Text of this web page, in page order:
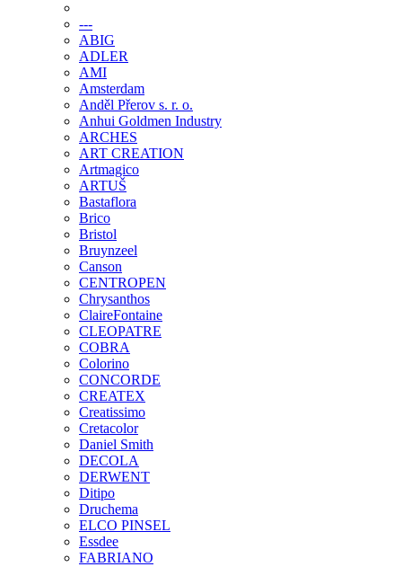
---
ABIG
ADLER
AMI
Amsterdam
Anděl Přerov s. r. o.
Anhui Goldmen Industry
ARCHES
ART CREATION
Artmagico
ARTUŠ
Bastaflora
Brico
Bristol
Bruynzeel
Canson
CENTROPEN
Chrysanthos
ClaireFontaine
CLEOPATRE
COBRA
Colorino
CONCORDE
CREATEX
Creatissimo
Cretacolor
Daniel Smith
DECOLA
DERWENT
Ditipo
Druchema
ELCO PINSEL
Essdee
FABRIANO